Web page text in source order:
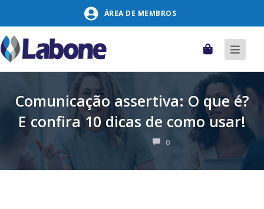
conteúdo
ÁREA DE MEMBROS
Carrinho
Comunicação assertiva: O que é?
E confira 10 dicas de como usar!
0 COMENTÁRIOS